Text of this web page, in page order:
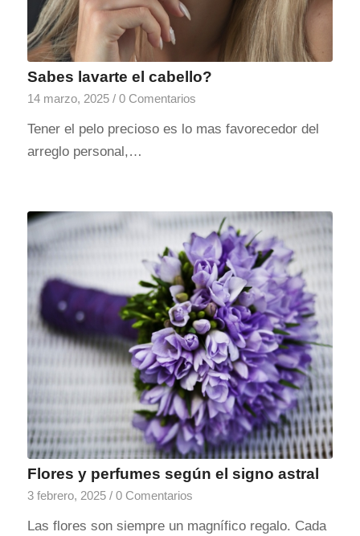
Sabes lavarte el cabello?
14 marzo, 2025 / 0 Comentarios
Tener el pelo precioso es lo mas favorecedor del
arreglo personal,…
Flores y perfumes según el signo astral
3 febrero, 2025 / 0 Comentarios
Las flores son siempre un magnífico regalo. Cada